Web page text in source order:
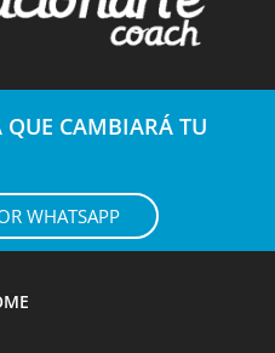
CAMBIARÁ TU
WHATSAPP